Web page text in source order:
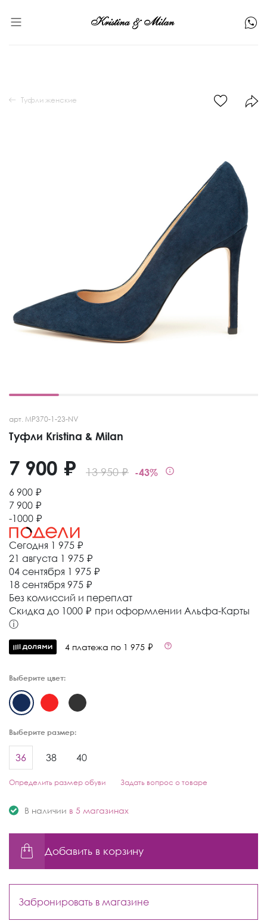
арт. MP370-1-23-NV
Туфли Kristina & Milan
13 950 ₽ -43%
7 900 ₽
6 900 ₽
7 900 ₽
-1000 ₽
Сегодня 1 975 ₽
21 августа 1 975 ₽
04 сентября 1 975 ₽
18 сентября 975 ₽
Без комиссий и переплат
Cкидка до 1000 ₽ при оформлении Альфа-Карты
ⓘ
4 платежа по 1 975 ₽
Выберите цвет:
Выберите размер:
36 38 40
Определить размер обуви Задать вопрос о товаре
В наличии в 5 магазинах
Добавить в корзину
Забронировать в магазине
Туфли женские